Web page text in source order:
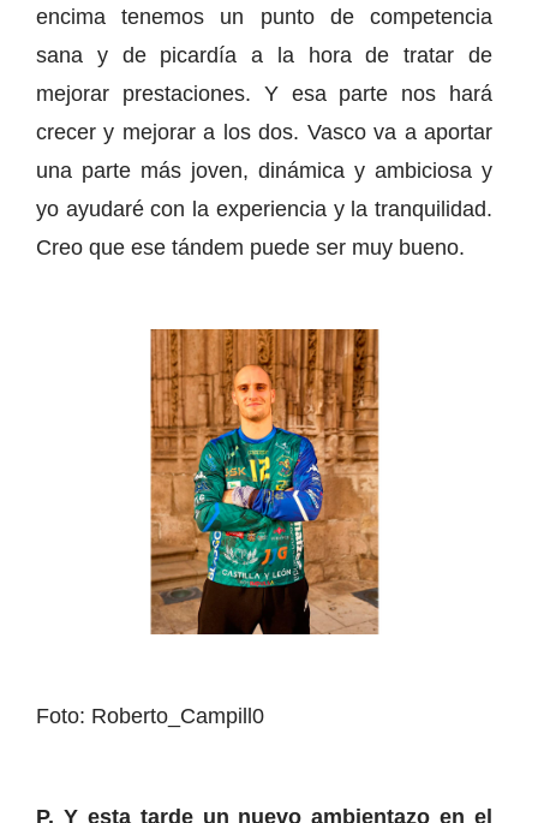
encima tenemos un punto de competencia
sana y de picardía a la hora de tratar de
mejorar prestaciones. Y esa parte nos hará
crecer y mejorar a los dos. Vasco va a aportar
una parte más joven, dinámica y ambiciosa y
yo ayudaré con la experiencia y la tranquilidad.
Creo que ese tándem puede ser muy bueno.
Foto: Roberto_Campill0
P. Y esta tarde un nuevo ambientazo en el